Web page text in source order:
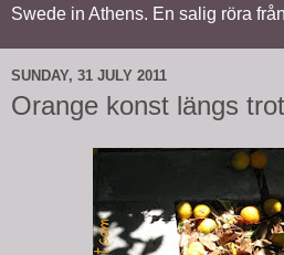
Swede in Athens. En salig röra
SUNDAY, 31 JULY 2011
Orange konst längs